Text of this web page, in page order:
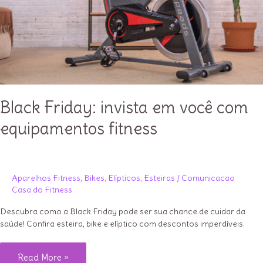
Black Friday: invista em você com
equipamentos fitness
Aparelhos Fitness, Bikes, Elípticos, Esteiras / Comunicacao
Casa do Fitness
Descubra como a Black Friday pode ser sua chance de cuidar da
saúde! Confira esteira, bike e elíptico com descontos imperdíveis.
Black
Read More »